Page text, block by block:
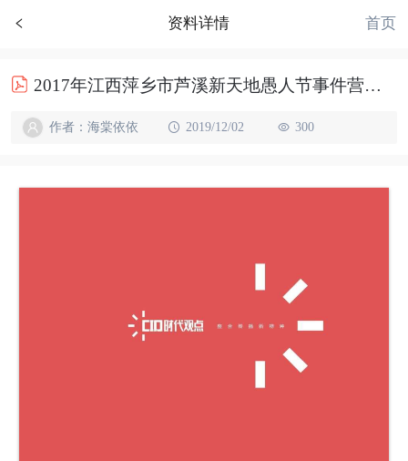
资料详情 首页
2017年江西萍乡市芦溪新天地愚人节事件营销传播方案
作者：海棠依依 2019/12/02 300